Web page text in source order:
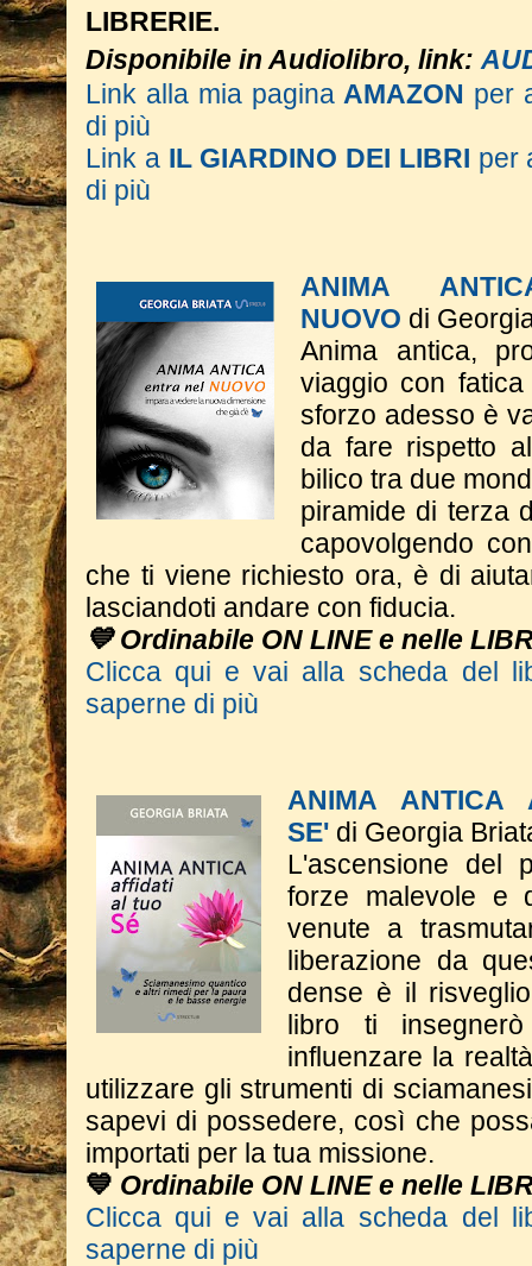
LIBRERIE.
Disponibile in Audiolibro, link:
Link alla mia pagina AMAZON per
di più
Link a IL GIARDINO DEI LIBRI per
di più
ANIMA
NUOVO di
Anima antica,
viaggio con
sforzo adesso è
da fare rispetto
bilico tra due
piramide di terza
capovolgendo
che ti viene richiesto ora, è di
lasciandoti andare con fiducia.
💙 Ordinabile ON LINE e nelle
Clicca qui e vai alla scheda del
saperne di più
ANIMA ANTICA
SE' di Georgia
L'ascensione del
forze malevole e
venute a
liberazione da
dense è il
libro ti
influenzare la
utilizzare gli strumenti di
sapevi di possedere, così che
importati per la tua missione.
💙 Ordinabile ON LINE e nelle
Clicca qui e vai alla scheda del
saperne di più